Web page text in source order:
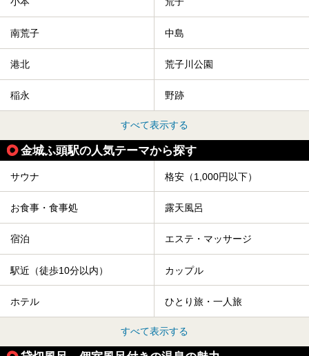
南荒子 中島
港北 荒子川公園
稲永 野跡
すべて表示する
金城ふ頭駅の人気テーマから探す
サウナ 格安（1,000円以下）
お食事・食事処 露天風呂
宿泊 エステ・マッサージ
駅近（徒歩10分以内） カップル
ホテル ひとり旅・一人旅
すべて表示する